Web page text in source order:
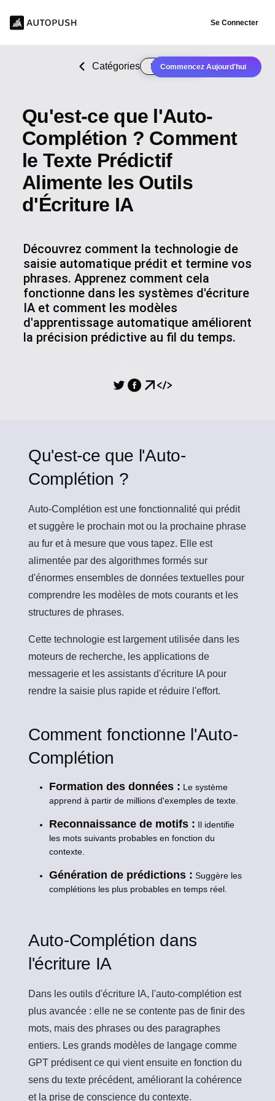
Se Connecter
Commencez Aujourd'hui
Catégories Rédaction IA
Qu'est-ce que l'Auto-
Complétion ? Comment
le Texte Prédictif
Alimente les Outils
d'Écriture IA
Découvrez comment la technologie de
saisie automatique prédit et termine vos
phrases. Apprenez comment cela
fonctionne dans les systèmes d'écriture
IA et comment les modèles
d'apprentissage automatique améliorent
la précision prédictive au fil du temps.
Qu'est-ce que l'Auto-
Complétion ?
Auto-Complétion est une fonctionnalité qui prédit
et suggère le prochain mot ou la prochaine phrase
au fur et à mesure que vous tapez. Elle est
alimentée par des algorithmes formés sur
d'énormes ensembles de données textuelles pour
comprendre les modèles de mots courants et les
structures de phrases.
Cette technologie est largement utilisée dans les
moteurs de recherche, les applications de
messagerie et les assistants d'écriture IA pour
rendre la saisie plus rapide et réduire l'effort.
Comment fonctionne l'Auto-
Complétion
Formation des données : Le système
apprend à partir de millions d'exemples de texte.
Reconnaissance de motifs : Il identifie
les mots suivants probables en fonction du
contexte.
Génération de prédictions : Suggère les
complétions les plus probables en temps réel.
Auto-Complétion dans
l'écriture IA
Dans les outils d'écriture IA, l'auto-complétion est
plus avancée : elle ne se contente pas de finir des
mots, mais des phrases ou des paragraphes
entiers. Les grands modèles de langage comme
GPT prédisent ce qui vient ensuite en fonction du
sens du texte précédent, améliorant la cohérence
et la prise de conscience du contexte.